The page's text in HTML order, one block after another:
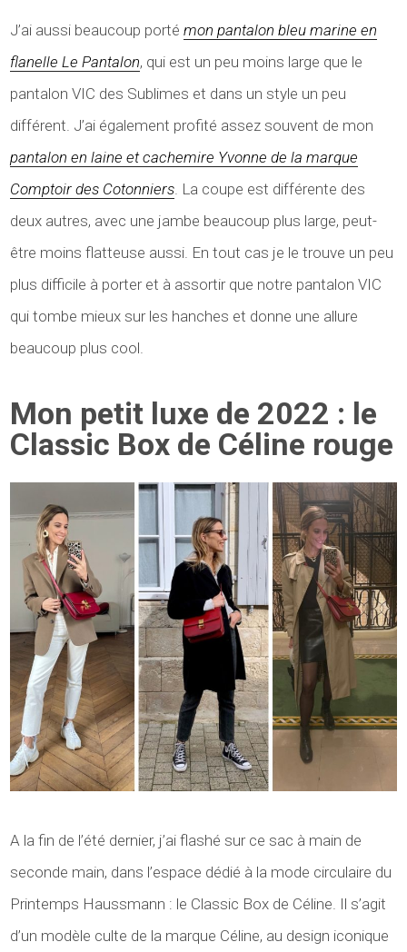
J’ai aussi beaucoup portémon pantalon bleu marine en
flanelle Le Pantalon, qui est un peu moins large que le
pantalon VIC des Sublimes et dans un style un peu
différent. J’ai également profité assez souvent de mon
pantalon en laine et cachemire Yvonne de la marque
Comptoir des Cotonniers. La coupe est différente des
deux autres, avec une jambe beaucoup plus large, peut-
être moins flatteuse aussi. En tout cas je le trouve un peu
plus difficile à porter et à assortir que notre pantalon VIC
qui tombe mieux sur les hanches et donne une allure
beaucoup plus cool.
Mon petit luxe de 2022 : le
Classic Box de Céline rouge
A la fin de l’été dernier, j’ai flashé sur ce sac à main de
seconde main, dans l’espace dédié à la mode circulaire du
Printemps Haussmann : le Classic Box de Céline. Il s’agit
d’un modèle culte de la marque Céline, au design iconique